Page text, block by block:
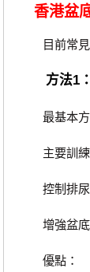
香港盆
目前常見
方法1
最基本方
主要訓練
控制排尿
增強盆底
優點：